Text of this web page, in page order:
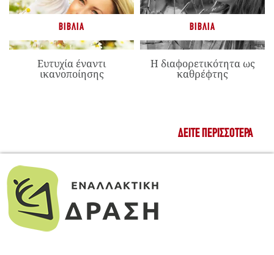
ΒΙΒΛΊΑ
Ευτυχία έναντι
ικανοποίησης
ΒΙΒΛΊΑ
Η διαφορετικότητα ως
καθρέφτης
ΔΕΊΤΕ ΠΕΡΙΣΣΌΤΕΡΑ